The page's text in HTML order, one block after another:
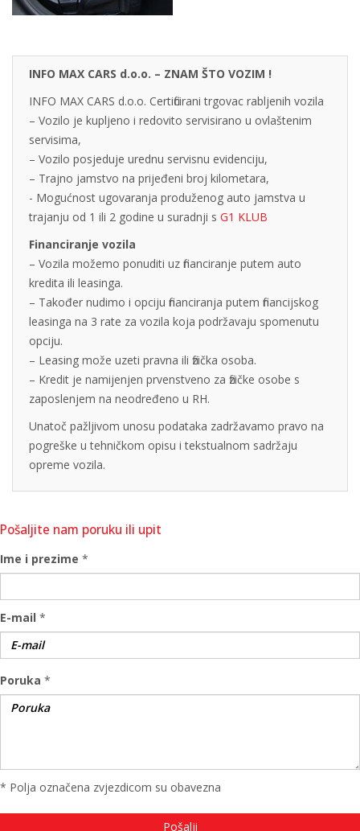
INFO MAX CARS d.o.o. – ZNAM ŠTO VOZIM !
INFO MAX CARS d.o.o. Certificirani trgovac rabljenih vozila
– Vozilo je kupljeno i redovito servisirano u ovlaštenim
servisima,
– Vozilo posjeduje urednu servisnu evidenciju,
– Trajno jamstvo na prijeđeni broj kilometara,
- Mogućnost ugovaranja produženog auto jamstva u
trajanju od 1 ili 2 godine u suradnji s G1 KLUB
Financiranje vozila
– Vozila možemo ponuditi uz financiranje putem auto
kredita ili leasinga.
– Također nudimo i opciju financiranja putem financijskog
leasinga na 3 rate za vozila koja podržavaju spomenutu
opciju.
– Leasing može uzeti pravna ili fizička osoba.
– Kredit je namijenjen prvenstveno za fizičke osobe s
zaposlenjem na neodređeno u RH.
Unatoč pažljivom unosu podataka zadržavamo pravo na
pogreške u tehničkom opisu i tekstualnom sadržaju
opreme vozila.
Pošaljite nam poruku ili upit
Ime i prezime *
E-mail *
Poruka *
* Polja označena zvjezdicom su obavezna